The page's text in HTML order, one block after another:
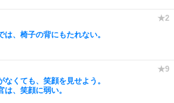
は、椅子の背にもたれない。
なくても、笑顔を見せよう。
は、笑顔に弱い。